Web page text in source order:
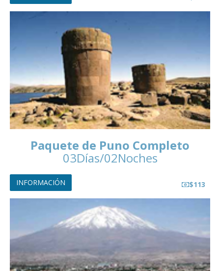
Paquete de Puno Completo
03Días/02Noches
$113
INFORMACIÓN